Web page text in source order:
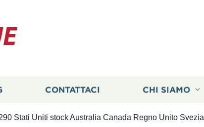
CONTATTACI CHI SIAMO
Stati Uniti stock Australia Canada Regno Unito Svezia